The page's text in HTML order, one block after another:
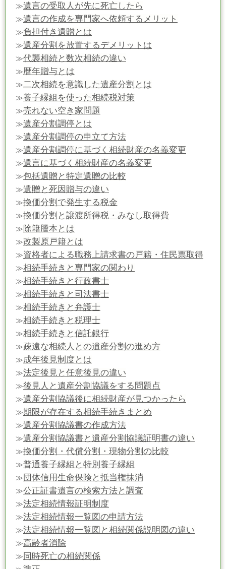
≫遺言の受取人が先に死亡したら
≫遺言の作成を専門家へ依頼するメリット
≫負担付き遺贈とは
≫遺産分割を放置するデメリットは
≫代襲相続と数次相続の違い
≫暦年贈与とは
≫二次相続を意識した遺産分割とは
≫養子縁組を使った相続税対策
≫売れない空き家問題
≫遺産分割調停とは
≫遺産分割調停の申立て方法
≫遺産分割調停に基づく相続財産の名義変更
≫遺言に基づく相続財産の名義変更
≫包括遺贈と特定遺贈の比較
≫遺贈と死因贈与の違い
≫換価分割で発生する税金
≫換価分割と譲渡所得税・みなし取得費
≫除籍謄本とは
≫改製原戸籍とは
≫資格者による職務上請求書の戸籍・住民票取得
≫相続手続きと専門家の関わり
≫相続手続きと行政書士
≫相続手続きと司法書士
≫相続手続きと弁護士
≫相続手続きと税理士
≫相続手続きと信託銀行
≫疎遠な相続人との遺産分割の進め方
≫成年後見制度とは
≫法定後見と任意後見の違い
≫後見人と遺産分割協議をする問題点
≫遺産分割協議後に相続財産が見つかったら
≫期限が存在する相続手続きまとめ
≫遺産分割協議書の作成方法
≫遺産分割協議書と遺産分割協議証明書の違い
≫換価分割・代償分割・現物分割の比較
≫普通養子縁組と特別養子縁組
≫団体信用生命保険と抵当権抹消
≫公正証書遺言の検索方法と調査
≫法定相続情報証明制度
≫法定相続情報一覧図の申請方法
≫法定相続情報一覧図と相続関係説明図の違い
≫高齢者消除
≫同時死亡の相続関係